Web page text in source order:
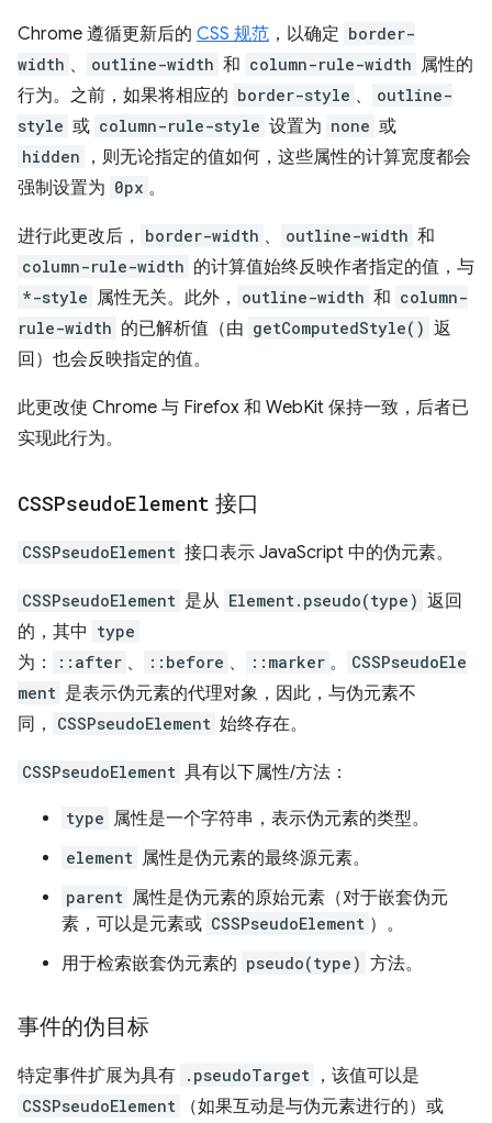
Chrome 遵循更新后的 CSS 规范 ，以确定 border-
width 、 outline-width 和 column-rule-width 属性的
行为。之前，如果将相应的 border-style 、
outline-
style 或 column-rule-style 设置为 none 或
hidden
，则无论指定的值如何，这些属性的计算宽度都会
强制设置为 0px 。
进行此更改后， border-width 、 outline-width 和
column-rule-width 的计算值始终反映作者指定的值，与
*-style 属性无关。此外， outline-width 和 column-
rule-width 的已解析值（由 getComputedStyle() 返
回）也会反映指定的值。
此更改使 Chrome 与 Firefox 和 WebKit 保持一致，后者已
实现此行为。
CSSPseudoElement 接口
CSSPseudoElement 接口表示 JavaScript 中的伪元素。
CSSPseudoElement 是从 Element.pseudo(type) 返回
的，其中 type
为： ::after 、 ::before 、 ::marker 。
CSSPseudoEle
ment 是表示伪元素的代理对象，因此，与伪元素不
同，
CSSPseudoElement 始终存在。
CSSPseudoElement 具有以下属性/方法：
type 属性是一个字符串，表示伪元素的类型。
element 属性是伪元素的最终源元素。
parent 属性是伪元素的原始元素（对于嵌套伪元
素，可以是元素或 CSSPseudoElement ）。
用于检索嵌套伪元素的 pseudo(type) 方法。
事件的伪目标
特定事件扩展为具有 .pseudoTarget ，该值可以是
CSSPseudoElement （如果互动是与伪元素进行的）或